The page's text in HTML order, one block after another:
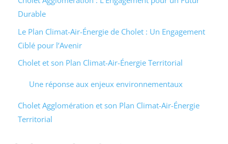
Durable
Le Plan Climat-Air-Énergie de Cholet : Un Engagement
Ciblé pour l’Avenir
Cholet et son Plan Climat-Air-Énergie Territorial
Une réponse aux enjeux environnementaux
Cholet Agglomération et son Plan Climat-Air-Énergie
Territorial